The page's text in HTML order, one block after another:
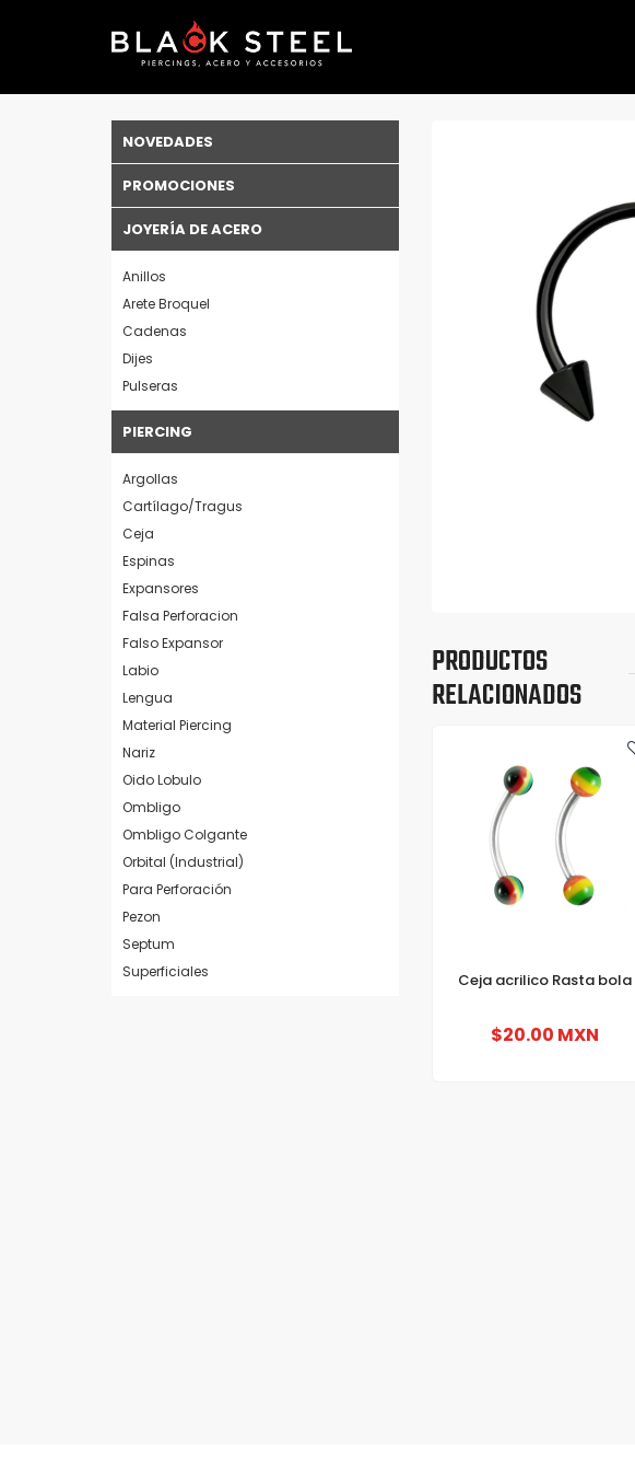
NOVEDADES
PROMOCIONES
JOYERÍA DE ACERO
Anillos
Arete Broquel
Cadenas
Dijes
Pulseras
PIERCING
Argollas
Cartílago/Tragus
Ceja
Espinas
Expansores
Falsa Perforacion
Falso Expansor
Labio
Lengua
Material Piercing
Nariz
Oido Lobulo
Ombligo
Ombligo Colgante
Orbital (Industrial)
Para Perforación
Pezon
Septum
Superficiales
PRODUCTOS
RELACIONADOS
Ceja acrilico Rasta bola
$20.00 MXN